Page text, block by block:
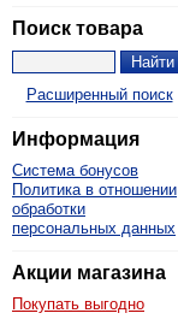
Поиск товара
Расширенный поиск
Информация
Система бонусов
Политика в отношении
обработки
персональных данных
Акции магазина
Покупать выгодно